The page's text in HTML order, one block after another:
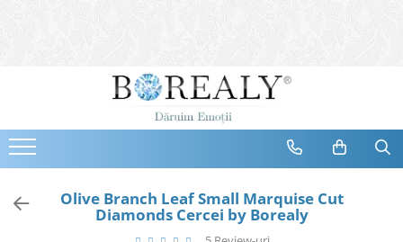
Bijuterii
Cercei
Bratari
Coliere
Olive Branch Leaf Small Marquise Cut
Diamonds Cercei by Borealy